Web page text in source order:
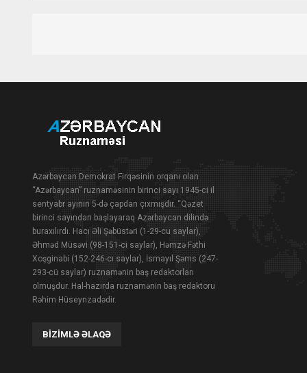
Azərbaycan Demokrat Firqəsinin orqanı olan
“Azərbaycan” ruznaməsinin birinci sayı 1945-ci il
sentyabr ayının 5-də çapdan çıxmışdır. “Qəzet
birinci sayından başlayaraq Azərbaycan dilində
buraxılırdı. Hacı Əli Şəbüstəri (1-29-cu saylar),
Əhməd Müsəvi (98-151-ci saylar), Həmzə Fəthi
Xoşginabi (152-246-cı saylar), İsmayıl Şəms (247-
293-cü saylar) ruznamənin baş redaktorları
olmuşdur. Hal-hazırda ruznamənin baş redaktoru
Rəhim Hüseynzadədir.
BIZIMLƏ ƏLAQƏ